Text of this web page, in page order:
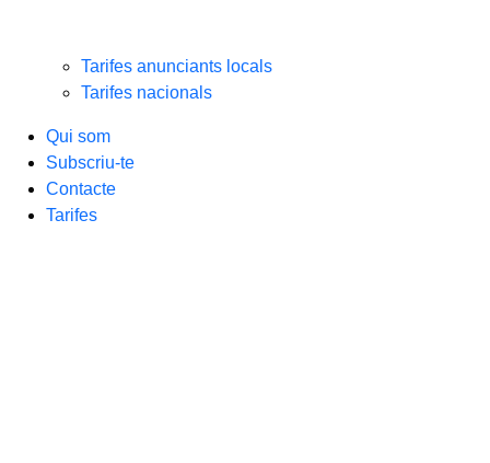
Tarifes anunciants locals
Tarifes nacionals
Qui som
Subscriu-te
Contacte
Tarifes